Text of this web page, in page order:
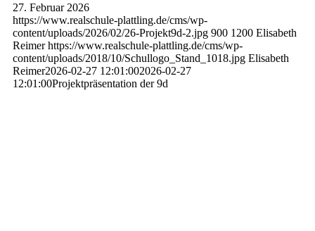
27. Februar 2026
https://www.realschule-plattling.de/cms/wp-
content/uploads/2026/02/26-Projekt9d-2.jpg 900 1200 Elisabeth
Reimer https://www.realschule-plattling.de/cms/wp-
content/uploads/2018/10/Schullogo_Stand_1018.jpg Elisabeth
Reimer2026-02-27 12:01:002026-02-27
12:01:00Projektpräsentation der 9d